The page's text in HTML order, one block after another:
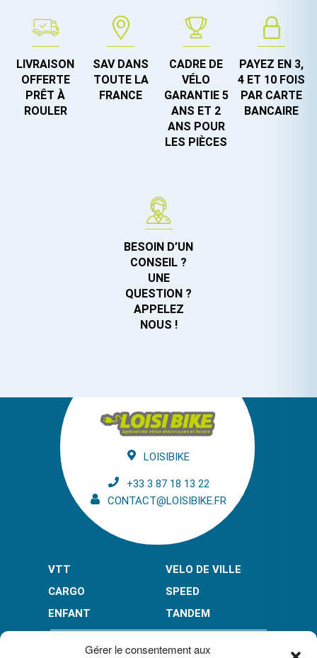
Gérer le consentement aux
LIVRAISON
OFFERTE
PRÊT À
ROULER
SAV DANS
TOUTE LA
FRANCE
CADRE DE
VÉLO
GARANTIE 5
ANS ET 2
ANS POUR
LES PIÈCES
PAYEZ EN 3,
4 ET 10 FOIS
PAR CARTE
BANCAIRE
BESOIN D’UN
CONSEIL ?
UNE
QUESTION ?
APPELEZ
NOUS !
LOISIBIKE
+33 3 87 18 13 22
CONTACT@LOISIBIKE.FR
VTT
VELO DE VILLE
CARGO
SPEED
ENFANT
TANDEM
PAIEMENT EN PLUSIEURS FOIS* :